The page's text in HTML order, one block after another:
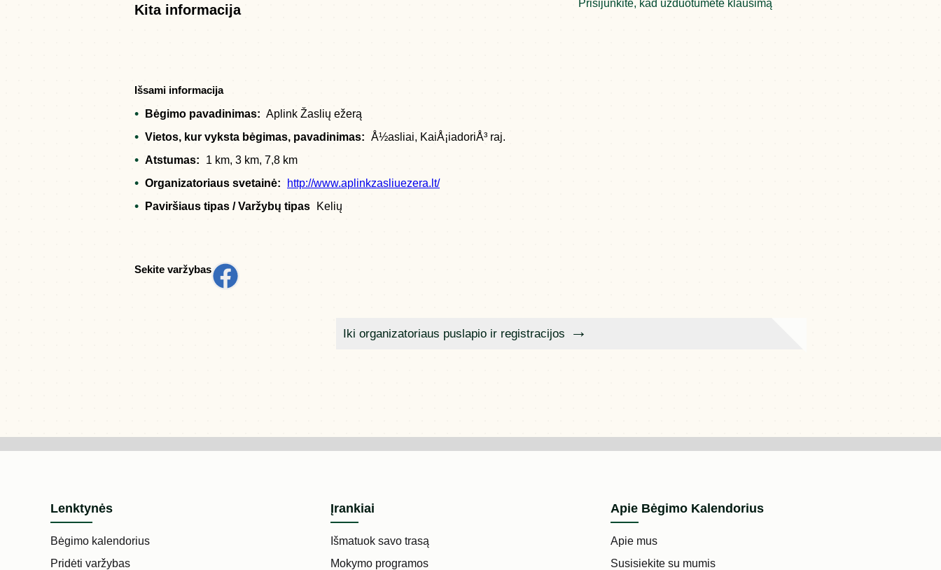
Prisijunkite, kad užduotumėte klausimą
Kita informacija
Išsami informacija
Bėgimo pavadinimas: Aplink Žaslių ežerą
Vietos, kur vyksta bėgimas, pavadinimas: Å½asliai, KaiÅ¡iadoriÅ³ raj.
Atstumas:
1 km, 3 km, 7,8 km
Organizatoriaus svetainė:
http://www.aplinkzasliuezera.lt/
Paviršiaus tipas / Varžybų tipas
Kelių
Sekite varžybas
Iki organizatoriaus puslapio ir registracijos
Lenktynės
Bėgimo kalendorius
Pridėti varžybas
Įrankiai
Išmatuok savo trasą
Mokymo programos
Apie Bėgimo Kalendorius
Apie mus
Susisiekite su mumis